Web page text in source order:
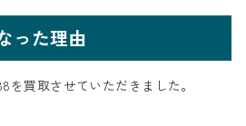
った理由
を買取させていただきました。